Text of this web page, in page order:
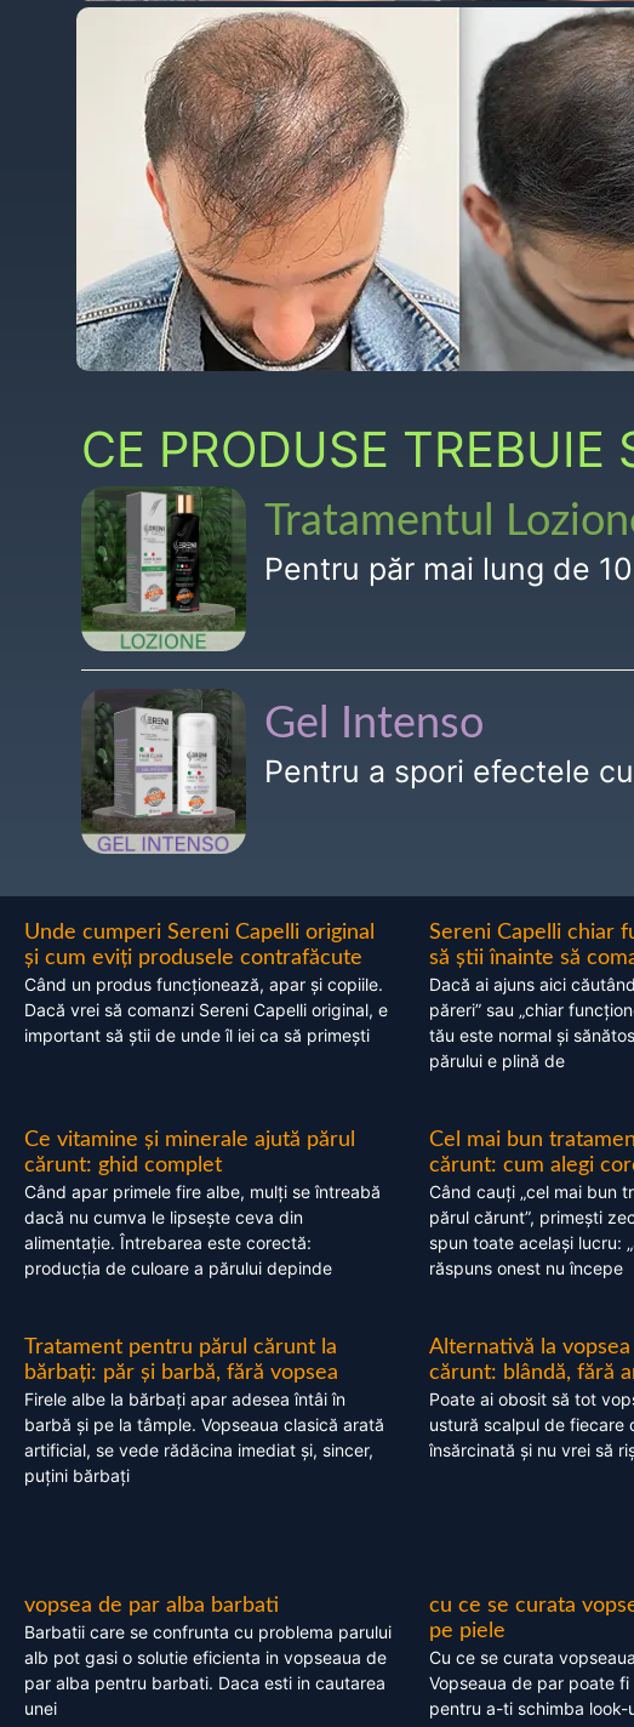
CE PRODUSE TREBUIE
Tratamentul
Pentru păr mai lung de
Gel Intenso
Pentru a spori efectele
Unde cumperi Sereni Capelli original
și cum eviți produsele contrafăcute
Când un produs funcționează, apar și copiile.
Dacă vrei să comanzi Sereni Capelli original, e
important să știi de unde îl iei ca să primești
Sereni Capelli chiar
să știi înainte să
Dacă ai ajuns aici
păreri” sau „chiar
tău este normal și
părului e plină de
Ce vitamine și minerale ajută părul
cărunt: ghid complet
Când apar primele fire albe, mulți se întreabă
dacă nu cumva le lipsește ceva din
alimentație. Întrebarea este corectă:
producția de culoare a părului depinde
Cel mai bun
cărunt: cum alegi
Când cauți „cel mai bun
părul cărunt”, primești
spun toate același lucru:
răspuns onest nu începe
Tratament pentru părul cărunt la
bărbați: păr și barbă, fără vopsea
Firele albe la bărbați apar adesea întâi în
barbă și pe la tâmple. Vopseaua clasică arată
artificial, se vede rădăcina imediat și, sincer,
puțini bărbați
Alternativă la
cărunt: blândă, fără
Poate ai obosit să tot
ustură scalpul de fiecare
însărcinată și nu vrei să
vopsea de par alba barbati
Barbatii care se confrunta cu problema parului
alb pot gasi o solutie eficienta in vopseaua de
par alba pentru barbati. Daca esti in cautarea
unei
cu ce se curata
pe piele
Cu ce se curata
Vopseaua de par poate
pentru a-ti schimba look-